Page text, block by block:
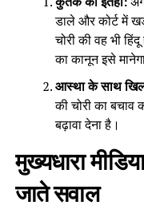
डाले और कोर्ट में
चोरी की वह भी
का कानून इसे
आस्था के साथ
की चोरी का बचाव
बढ़ावा देना है।
मुख्यधारा
जाते सवाल